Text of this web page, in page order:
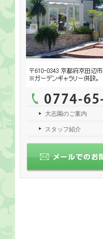
大志園のご案内
スタッフ紹介